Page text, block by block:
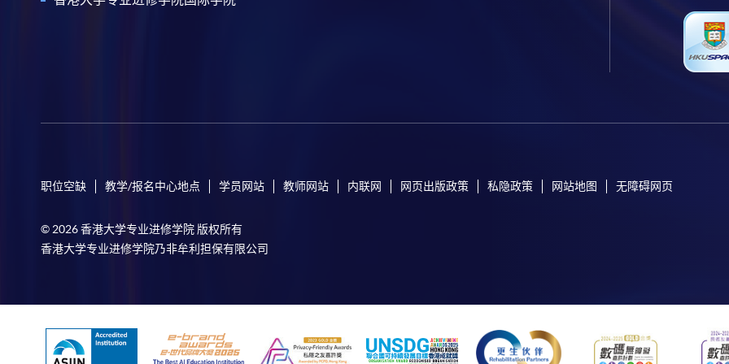
职位空缺 教学/报名中心地点 学员网站 教师网站 内联网 网页出版政策 私隐政策 网站地图 无障碍网页
© 2026 香港大学专业进修学院 版权所有
香港大学专业进修学院乃非牟利担保有限公司